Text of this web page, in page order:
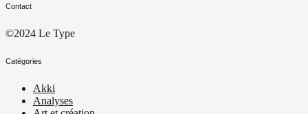
Contact
©2024 Le Type
Catégories
Akki
Analyses